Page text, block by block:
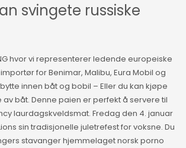
svingete russiske
hvor vi representerer ledende europeiske
for Benimar, Malibu, Eura Mobil og
innen båt og bobil – Eller du kan kjøpe
båt. Denne paien er perfekt å servere til
laurdagskveldsmat. Fredag den 4. januar
sin tradisjonelle juletrefest for voksne. Du
stavanger hjemmelaget norsk porno